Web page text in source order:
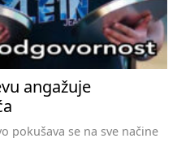
angažuje
pokušava se na sve načine